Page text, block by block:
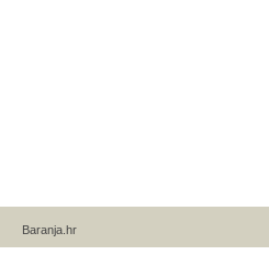
Baranja.hr